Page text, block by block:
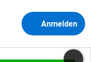
Anmelden